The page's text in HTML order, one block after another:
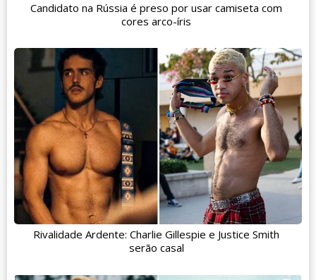
Candidato na Rússia é preso por usar camiseta com
cores arco-íris
Rivalidade Ardente: Charlie Gillespie e Justice Smith
serão casal